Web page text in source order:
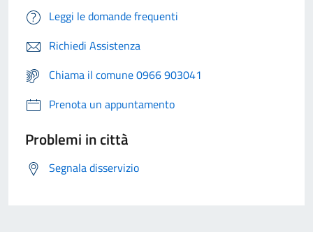
Leggi le domande frequenti
Richiedi Assistenza
Chiama il comune 0966 903041
Prenota un appuntamento
Problemi in città
Segnala disservizio